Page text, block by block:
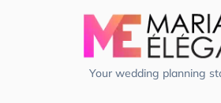
Your wedding planning